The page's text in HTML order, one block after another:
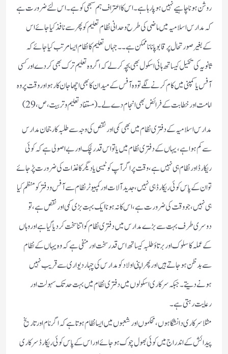
روشن ہونا چاہیے نہیں ہو پا رہا ہے۔اس کا اعتراف ہم سبھی کو ہے۔اس لئے ضرورت ہے
کہ مدارس اسلامیہ میں ماضی کی طرح وحدانی نظام تعلیم کو پھر سے نافذ کیا جائے اس
کےبغیر صورتحال پر قابو پانا ناممکن ہے ۔۔جہاں تعلیم کا نظام ایسا مرتب کیا جائے کہ
ثانویہ کی تکمیل کیساتھ ہائی اسکول بھی بچہ کرلے کہ اگر وہ تعلیم ترک بھی کردے اور کسی
آفس یا کمپنی میں کام کرنے لگے تو وہ آفس کے میدان کا بھی اچھا جان کار ہو اور وقت پر وہ
امامت اور خطابت کے فرائض بھی انجام دے لے ۔ (مستفاد تعلیم و تربیت،ص،29)
مدارس اسلامیہ کے دفتری نظام میں بھی کمی اور نقص کی وجہ سے طلبہ کا رجحان مدارس
سے کم ہوا ہے ،یہاں کے دفتری نظام میں یا تو اس قدر لچک اور بے اصولی ہے کہ کوئی
ریکارڈ اور نظام ہی نہیں ہے، وقت پر اگر آپ کو ٹیسی یا دیگر کاغذات کی ضرورت پڑ جائے
تو ان کے پاس کوئی ریکارڈ ہی نہیں ،جدید آلات اور کمپیوٹر نظام سے آفس و دفتر کو منظم کیا
ہی نہیں، جو وقت کی ضرورت ہے،اس کا نہ ہونا ایک بہت بڑی کمی اور نقص ہے، تو
دوسری طرف بہت سے بڑے مدارس میں دفتری نظام کو اتنا سخت کردیا گیا ہے اور وہاں
کے عملہ کا سلوک اور برتاؤ طلبہ کیساتھ اس قدر سخت اور منفی ہے کہ وہ یہاں کے نظام
سے بدظن ہو جاتے ہیں اور پھر اپنی اولاد کو مدارس کی چہار دیواری سے قریب نہیں
ہونے دیتے ۔جبکہ سرکاری اسکولوں میں دفتری نظام میں بہت حد تک سہولت اور
رعایت رہتی ہے ۔
مثلا سرکاری دانشگاہوں ،محکموں اور شعبوں میں ایسا نظام ہوتا ہے کہ اگر نام اور تاریخ
پیدائش کے اندراج میں کوئی بھول چوک ہو جائے اور اس کے پاس کوئی ریکارڈ سرکاری